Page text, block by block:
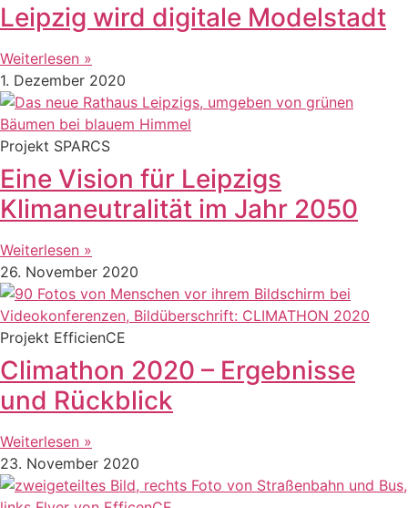
Leipzig wird digitale Modelstadt
Weiterlesen »
1. Dezember 2020
Projekt SPARCS
Eine Vision für Leipzigs
Klimaneutralität im Jahr 2050
Weiterlesen »
26. November 2020
Projekt EfficienCE
Climathon 2020 – Ergebnisse
und Rückblick
Weiterlesen »
23. November 2020